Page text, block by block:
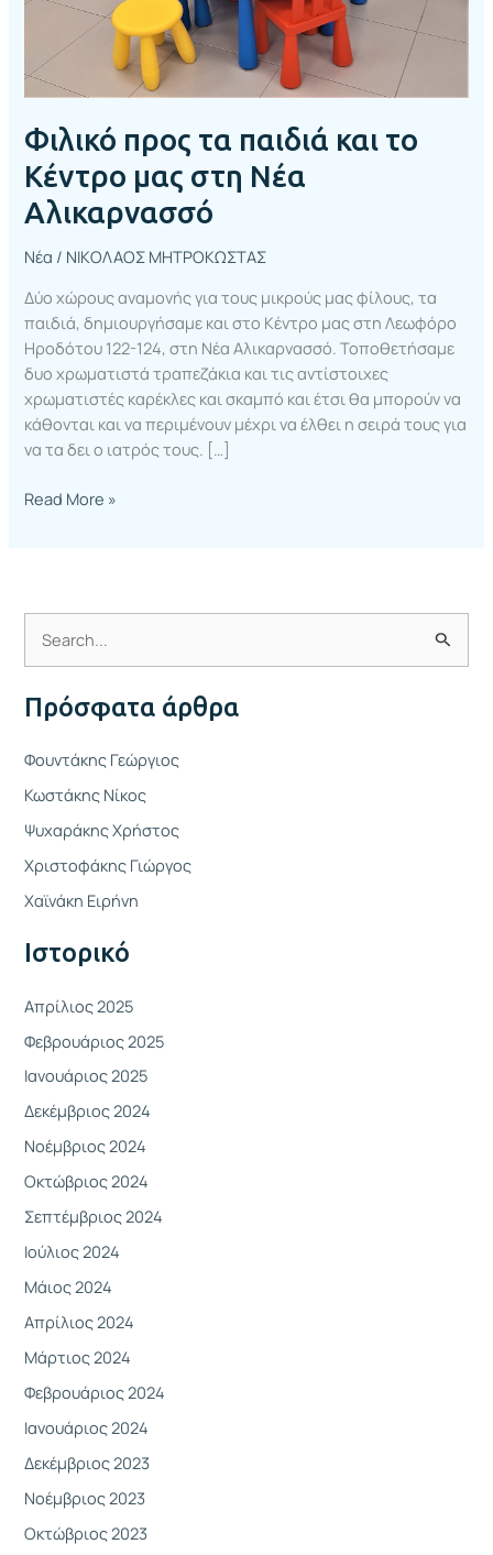
Φιλικό προς τα παιδιά και το
Κέντρο μας στη Νέα
Αλικαρνασσό
Νέα / ΝΙΚΟΛΑΟΣ ΜΗΤΡΟΚΩΣΤΑΣ
Δύο χώρους αναμονής για τους μικρούς μας φίλους, τα
παιδιά, δημιουργήσαμε και στο Κέντρο μας στη Λεωφόρο
Ηροδότου 122-124, στη Νέα Αλικαρνασσό. Τοποθετήσαμε
δυο χρωματιστά τραπεζάκια και τις αντίστοιχες
χρωματιστές καρέκλες και σκαμπό και έτσι θα μπορούν να
κάθονται και να περιμένουν μέχρι να έλθει η σειρά τους για
να τα δει ο ιατρός τους. […]
Αλικαρνασσό
Read More »
ν
α
ή
τ
η
σ
η
ι
Πρόσφατα άρθρα
Φουντάκης Γεώργιος
Κωστάκης Νίκος
Ψυχαράκης Χρήστος
Χριστοφάκης Γιώργος
Χαϊνάκη Ειρήνη
Ιστορικό
Απρίλιος 2025
Φεβρουάριος 2025
Ιανουάριος 2025
Δεκέμβριος 2024
Νοέμβριος 2024
Οκτώβριος 2024
Σεπτέμβριος 2024
Ιούλιος 2024
Μάιος 2024
Απρίλιος 2024
Μάρτιος 2024
Φεβρουάριος 2024
Ιανουάριος 2024
Δεκέμβριος 2023
Νοέμβριος 2023
Οκτώβριος 2023